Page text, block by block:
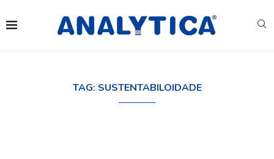
TAG: SUSTENTABILOIDADE